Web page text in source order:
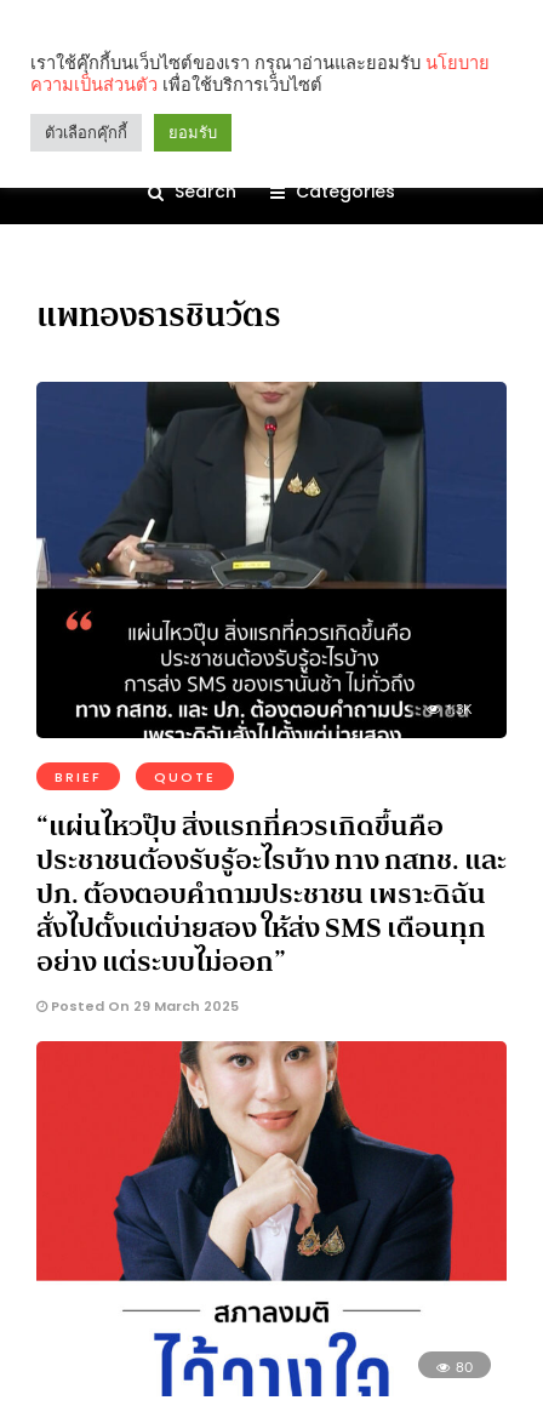
Search Categories
แพทองธารชินวัตร
1.3K
BRIEF QUOTE
“แผ่นไหวปุ๊บ สิ่งแรกที่ควรเกิดขึ้นคือ
ประชาชนต้องรับรู้อะไรบ้าง ทาง กสทช. และ
ปภ. ต้องตอบคำถามประชาชน เพราะดิฉัน
สั่งไปตั้งแต่บ่ายสอง ให้ส่ง SMS เตือนทุก
อย่าง แต่ระบบไม่ออก”
Posted On 29 March 2025
80
เราใช้คุ๊กกี้บนเว็บไซต์ของเรา กรุณาอ่านและยอมรับ นโยบาย
ความเป็นส่วนตัว เพื่อใช้บริการเว็บไซต์
ตัวเลือกคุ๊กกี้ ยอมรับ